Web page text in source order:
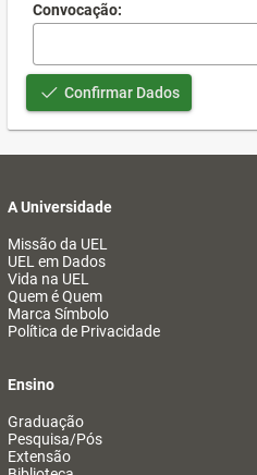
Convocação:
Confirmar Dados
A Universidade
Missão da UEL
UEL em Dados
Vida na UEL
Quem é Quem
Marca Símbolo
Política de Privacidade
Ensino
Graduação
Pesquisa/Pós
Extensão